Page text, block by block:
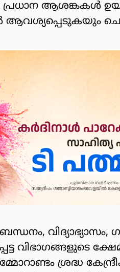
പ്രധാന ആശങ്കകൾ
ആവശ്യപ്പെടുകയും
വിഭാഗങ്ങളുടെ
ശ്രദ്ധ